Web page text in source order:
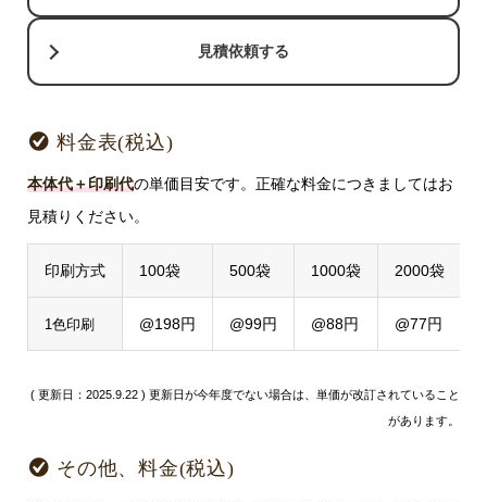
見積依頼する
料金表(税込)
本体代＋印刷代の単価目安です。正確な料金につきましてはお
見積りください。
印刷方式 100袋 500袋 1000袋 2000袋
1色印刷 @198円 @99円 @88円 @77円
( 更新日：2025.9.22 ) 更新日が今年度でない場合は、単価が改訂されていること
があります。
その他、料金(税込)